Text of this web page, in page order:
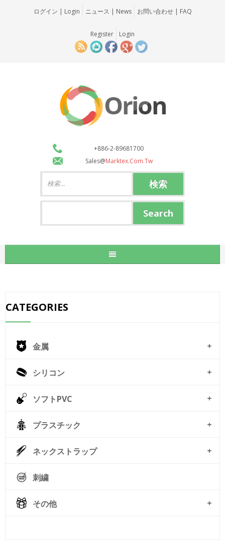
ログイン | Login ニュース | News お問い合わせ | FAQ
Register Login
+886-2-89681700
Sales@Marktex.com.tw
検索
CATEGORIES
金属
シリコン
ソフトPVC
プラスチック
ネックストラップ
刺繍
その他